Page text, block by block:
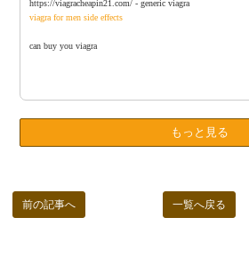
https://viagracheapin21.com/ - generic viagra
viagra for men side effects
can buy you viagra
もっと見る
一覧へ戻る
前の記事へ